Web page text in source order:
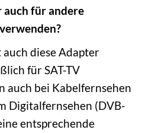
auch für andere
auch diese Adapter
für SAT-TV
auch bei Kabelfernsehen
Digitalfernsehen (DVB-
entsprechende